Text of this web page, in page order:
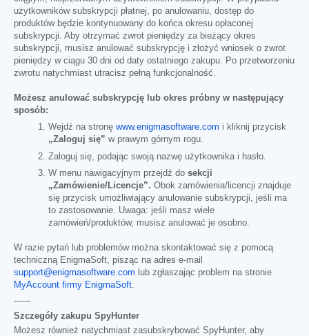
użytkowników subskrypcji płatnej, po anulowaniu, dostęp do
produktów będzie kontynuowany do końca okresu opłaconej
subskrypcji. Aby otrzymać zwrot pieniędzy za bieżący okres
subskrypcji, musisz anulować subskrypcję i złożyć wniosek o zwrot
pieniędzy w ciągu 30 dni od daty ostatniego zakupu. Po przetworzeniu
zwrotu natychmiast utracisz pełną funkcjonalność.
Możesz anulować subskrypcję lub okres próbny w następujący
sposób:
Wejdź na stronę www.enigmasoftware.com i kliknij przycisk
„Zaloguj się” w prawym górnym rogu.
Zaloguj się, podając swoją nazwę użytkownika i hasło.
W menu nawigacyjnym przejdź do sekcji
„Zamówienie/Licencje”. Obok zamówienia/licencji znajduje
się przycisk umożliwiający anulowanie subskrypcji, jeśli ma
to zastosowanie. Uwaga: jeśli masz wiele
zamówień/produktów, musisz anulować je osobno.
W razie pytań lub problemów można skontaktować się z pomocą
techniczną EnigmaSoft, pisząc na adres e-mail
support@enigmasoftware.com lub zgłaszając problem na stronie
MyAccount firmy EnigmaSoft.
------
Szczegóły zakupu SpyHunter
Możesz również natychmiast zasubskrybować SpyHunter, aby